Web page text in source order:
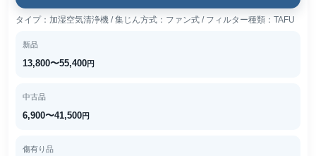
タイプ：加湿空気清浄機 / 集じん方式：ファン式 / フィルター種類：TAFU
新品
13,800〜55,400円
中古品
6,900〜41,500円
傷有り品